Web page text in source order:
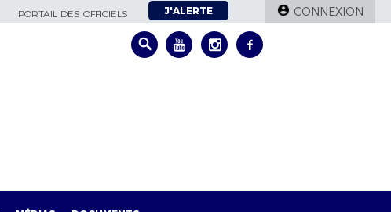
PORTAIL DES OFFICIELS J'ALERTE CONNEXION